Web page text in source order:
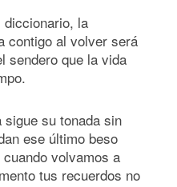
la
contigo al volver será
sendero que la vida
su tonada sin
ese último beso
volvamos a
tus recuerdos no